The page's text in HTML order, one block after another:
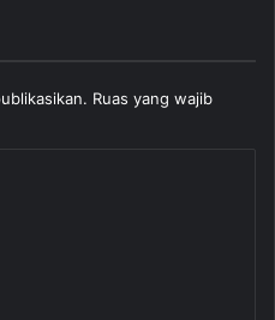
Ruas yang wajib